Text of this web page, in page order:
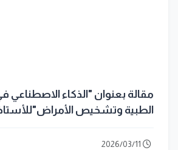
مقالة بعنوان "الذكاء الاصطناعي
الطبية وتشخيص